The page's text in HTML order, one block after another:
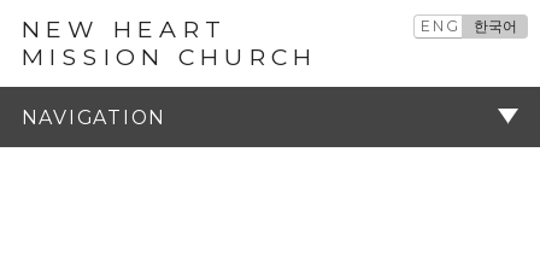
NEW HEART
MISSION CHURCH
ENG 한국어